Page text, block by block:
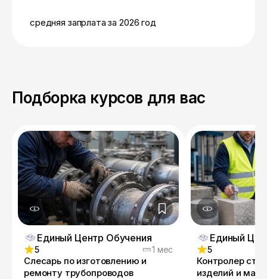
средняя запрлата за 2026 год
Подборка курсов для вас
Единый Центр Обучения
5 1 мес
Слесарь по изготовлению и
ремонту трубопроводов
Единый
5
Контролер
изделий и